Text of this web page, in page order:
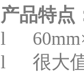
产品特点
l
l 很大值